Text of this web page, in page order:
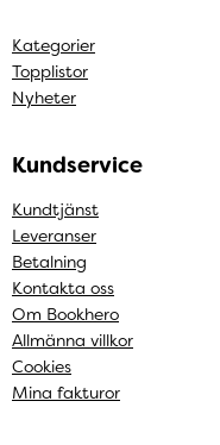
Kategorier
Topplistor
Nyheter
Kundservice
Kundtjänst
Leveranser
Betalning
Kontakta oss
Om Bookhero
Allmänna villkor
Cookies
Mina fakturor